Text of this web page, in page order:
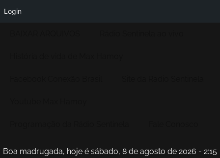
Boa madrugada, hoje é sábado, 8 de agosto de 2026 - 2:15
Login